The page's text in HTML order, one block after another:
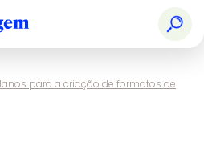
para a criação de formatos de